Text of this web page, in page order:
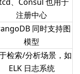
注册中心
同时支持图
模型
检索/分析场景，如
ELK 日志系统